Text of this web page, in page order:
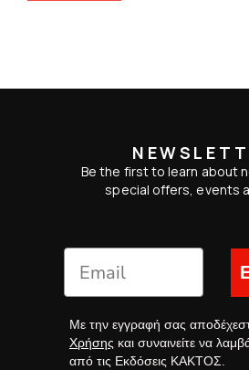
Be the first to learn about
special offers, events
Με την εγγραφή σας
Χρήσης και συναινείτε να
από τις Εκδόσεις ΚΑΚΤΟΣ.